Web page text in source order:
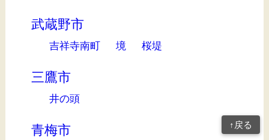
武蔵野市
吉祥寺南町 境 桜堤
三鷹市
井の頭
青梅市 ↑戻る